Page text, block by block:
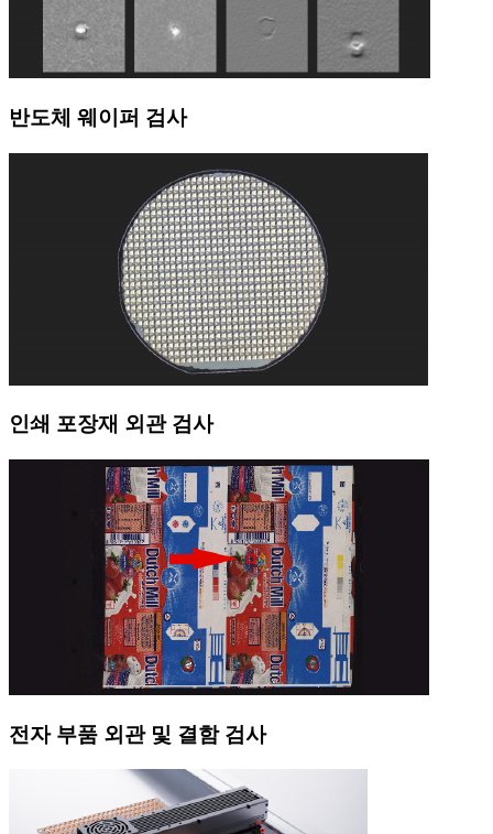
반도체 웨이퍼 검사
인쇄 포장재 외관 검사
전자 부품 외관 및 결함 검사